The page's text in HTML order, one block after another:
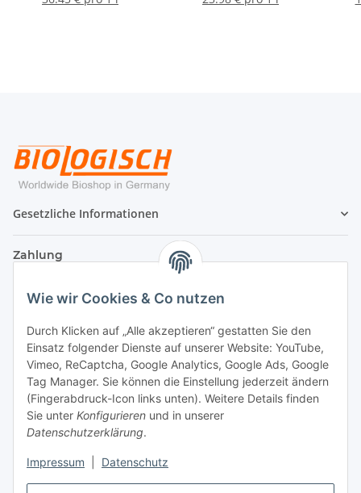
Wie wir Cookies & Co nutzen
Durch Klicken auf „Alle akzeptieren“ gestatten Sie den
Einsatz folgender Dienste auf unserer Website: YouTube,
Vimeo, ReCaptcha, Google Analytics, Google Ads, Google
Tag Manager. Sie können die Einstellung jederzeit ändern
(Fingerabdruck-Icon links unten). Weitere Details finden
Sie unter Konfigurieren und in unserer
Datenschutzerklärung.
Impressum Datenschutz
Gesetzliche Informationen
Zahlung
Versand